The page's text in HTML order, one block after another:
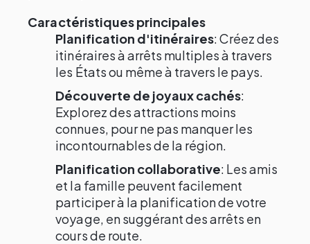
Caractéristiques principales
Planification d'itinéraires: Créez des
itinéraires à arrêts multiples à travers
les États ou même à travers le pays.
Découverte de joyaux cachés:
Explorez des attractions moins
connues, pour ne pas manquer les
incontournables de la région.
Planification collaborative: Les amis
et la famille peuvent facilement
participer à la planification de votre
voyage, en suggérant des arrêts en
cours de route.